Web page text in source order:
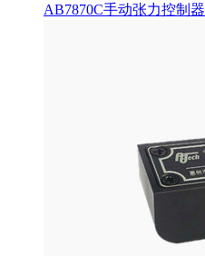
AB7870C手动张力控制器